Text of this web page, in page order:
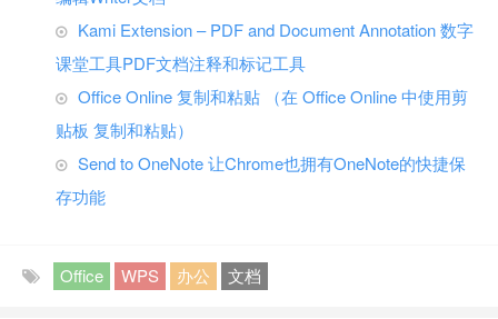
Kami Extension – PDF and Document Annotation 数字
课堂工具PDF文档注释和标记工具
Office Online 复制和粘贴 （在 Office Online 中使用剪
贴板 复制和粘贴）
Send to OneNote 让Chrome也拥有OneNote的快捷保
存功能
Office WPS 办公 文档